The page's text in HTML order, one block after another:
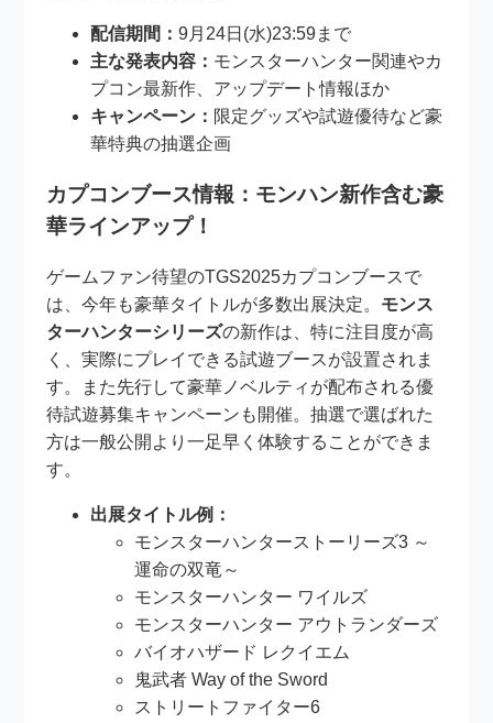
配信期間：9月24日(水)23:59まで
主な発表内容： モンスターハンター関連やカ
プコン最新作、アップデート情報ほか
キャンペーン： 限定グッズや試遊優待など豪
華特典の抽選企画
カプコンブース情報：モンハン新作含む豪
華ラインアップ！
ゲームファン待望のTGS2025カプコンブースで
は、今年も豪華タイトルが多数出展決定。 モンス
ターハンターシリーズの新作は、特に注目度が高
く、実際にプレイできる試遊ブースが設置されま
す。また先行して豪華ノベルティが配布される優
待試遊募集キャンペーンも開催。抽選で選ばれた
方は一般公開より一足早く体験することができま
す。
出展タイトル例：
モンスターハンターストーリーズ3 ～
運命の双竜～
モンスターハンター ワイルズ
モンスターハンター アウトランダーズ
バイオハザード レクイエム
鬼武者 Way of the Sword
ストリートファイター6